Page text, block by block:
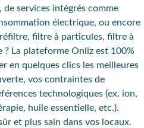
, de services intégrés comme
électrique, ou encore
filtre à particules, filtre à
? La plateforme Onliz est 100%
en quelques clics les meilleures
vos contraintes de
technologiques (ex. ion,
huile essentielle, etc.).
et plus sain dans vos locaux.